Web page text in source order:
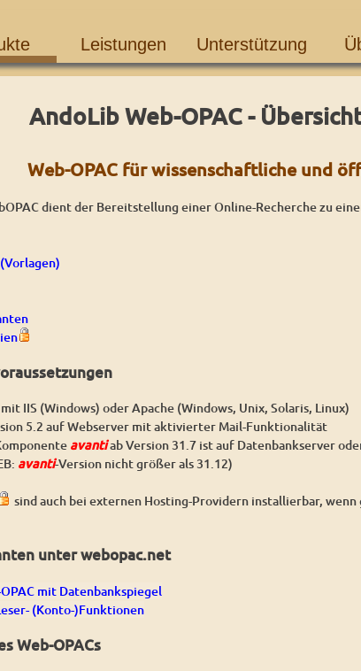
Leistungen Unterstützung
AndoLib Web-OPAC -
Web-OPAC für wissenschaftliche und
dient der Bereitstellung einer Online-Recherche zu
IIS (Windows) oder Apache (Windows, Unix, Solaris, Linux)
5.2 auf Webserver mit aktivierter Mail-Funktionalität
avantiab Version 31.7 ist auf Datenbankserver
avanti-Version nicht größer als 31.12)
sind auch bei externen Hosting-Providern installierbar,
unter webopac.net
mit Datenbankspiegel
(Konto-)Funktionen
Web-OPACs